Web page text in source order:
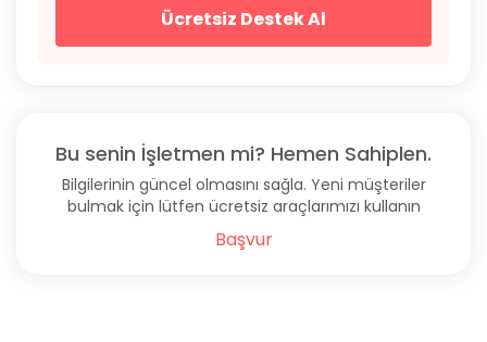
Ücretsiz Destek Al
Bu senin İşletmen mi? Hemen Sahiplen.
Bilgilerinin güncel olmasını sağla. Yeni müşteriler
bulmak için lütfen ücretsiz araçlarımızı kullanın
Başvur